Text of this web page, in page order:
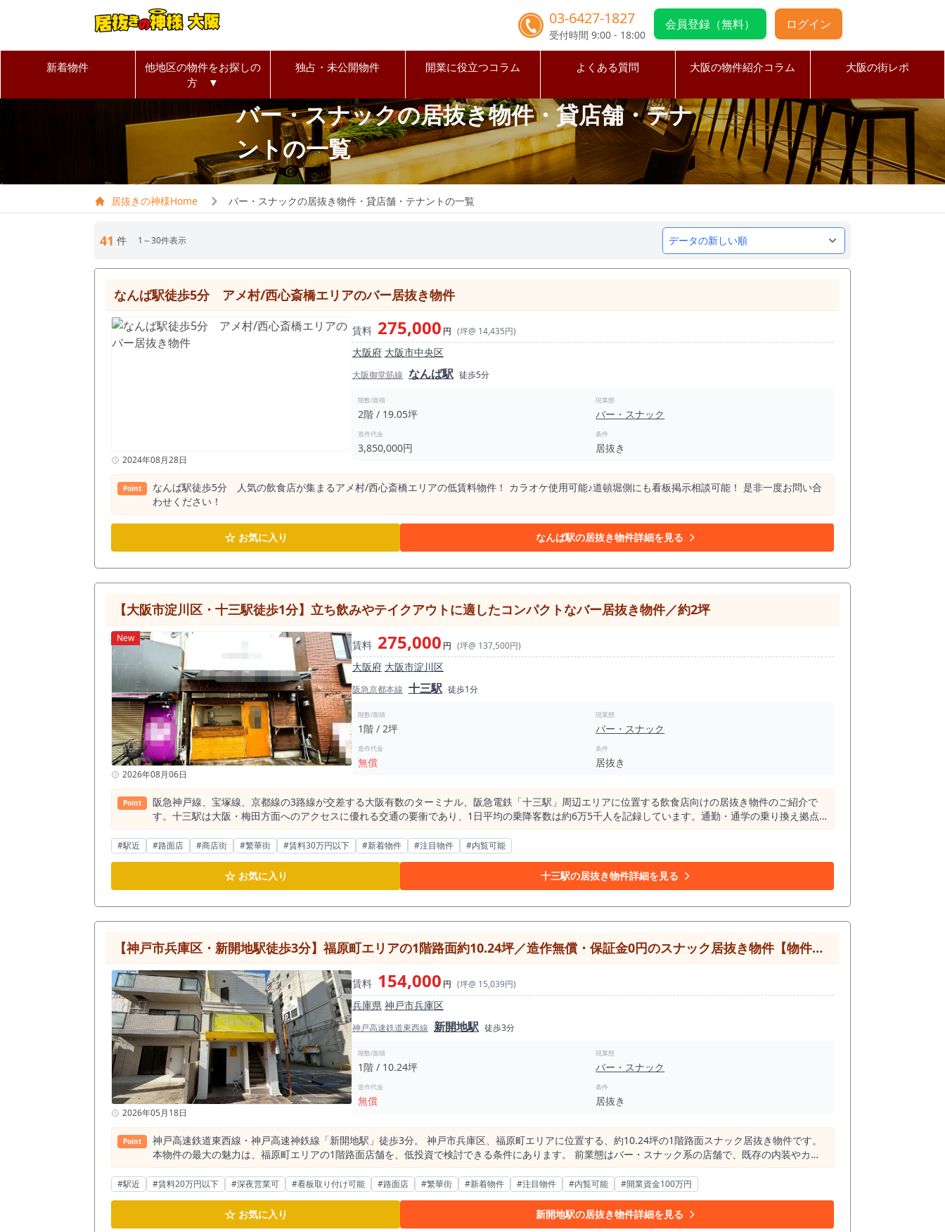
03-6427-1827
受付時間 9:00 - 18:00
会員登録（無料） ログイン
新着物件
他地区の物件をお探しの
方 ▼
独占・未公開物件 開業に役立つコラム よくある質問 大阪の物件紹介コラム 大阪の街レポ
バー・スナックの居抜き物件・貸店舗・テナ
ントの一覧
居抜きの神様Home バー・スナックの居抜き物件・貸店舗・テナントの一覧
41 件 1～30件表示
なんば駅徒歩5分 アメ村/西心斎橋エリアのバー居抜き物件
2024年08月28日
賃料 275,000 円 (坪@ 14,435円)
大阪府 大阪市中央区
大阪御堂筋線 なんば駅 徒歩5分
階数/面積
2階 / 19.05坪
現業態
バー・スナック
造作代金
3,850,000円
条件
居抜き
Point
なんば駅徒歩5分 人気の飲食店が集まるアメ村/西心斎橋エリアの低賃料物件！ カラオケ使用可能♪道頓堀側にも看板掲示相談可能！ 是非一度お問い合
わせください！
☆ お気に入り なんば駅の居抜き物件詳細を見る
【大阪市淀川区・十三駅徒歩1分】立ち飲みやテイクアウトに適したコンパクトなバー居抜き物件／約2坪
New
2026年08月06日
賃料 275,000 円 (坪@ 137,500円)
大阪府 大阪市淀川区
阪急京都本線 十三駅 徒歩1分
階数/面積
1階 / 2坪
現業態
バー・スナック
造作代金
無償
条件
居抜き
Point
阪急神戸線、宝塚線、京都線の3路線が交差する大阪有数のターミナル、阪急電鉄「十三駅」周辺エリアに位置する飲食店向けの居抜き物件のご紹介で
す。十三駅は大阪・梅田方面へのアクセスに優れる交通の要衝であり、1日平均の乗降客数は約6万5千人を記録しています。通勤・通学の乗り換え拠点
として、また周辺に広がる住宅街に暮らす地域住民の生活拠点として、平日・休日を問わず多くの人々が行き交う活気ある商圏を形成しています。本物
件は、この十三エリアにおいて、約「2坪」という非常にコンパクトなサイズ感を持つ特徴的な貸店舗です。 経営者様の視点に立った際、この「約2坪」
という広さは、店舗運営における様々なリスクを軽減し、柔軟な経営戦略を描ける大きなメリットとなります。最大の利点は、スタッフを新たに雇用す
ることなく、オーナー様ご自身の1人体制で営業を完結できる点にあります。昨今の飲食店経営において大きな課題となりやすい採用コストや人件費を
抑え、毎月の家賃や光熱費といった固定費も最小限にコントロールすることが可能です。規模が小さいからこそ、初期投資の回収計画も立てやすく、初
しと軒を連ねており、「十三＝飲み歩きを楽しめる街」という明確なイメージが定着しています。同業態が多いことは、それだけ外食やお酒を目的にこ
の街を訪れ、滞留する層が日常的に存在しているというデータを示しています。 この街のカルチャーと、2坪という物件の特性は、非常に高い親和性を
持っています。1軒目で食事を終えたグループや、仕事帰りに少人数で軽く飲みたい層の「2軒目・3軒目利用（はしご酒）」の需要を取り込むにあた
り、サクッと立ち寄れる立ち飲みバルや、個性的な専門バーといった業態での展開をご検討いただける市場です。 図面上の数字やインターネット上の情
報だけでは、店舗の実際の奥行きや天井の高さ、厨房機器の配置による作業スペースのゆとり、そして時間帯ごとの街の空気感までは把握しきれませ
ん。「オーナー様が厨房に立った際の視界や動きやすさはどうか」「ターゲットとするお客様が無理なく滞在できる空間か」といった具体的な経営シミ
ュレーションを行うために、ぜひ一度現地へ足を運び、ご自身の目で空間のポテンシャルをお確かめいただくことをお勧めいたします。十三エリアでの
新規出店や、小規模店舗での堅実な事業展開をご検討の経営者様からの内見予約・お問い合わせをお待ちしております。
#駅近 #路面店 #商店街 #繁華街 #賃料30万円以下 #新着物件 #注目物件 #内覧可能
☆ お気に入り 十三駅の居抜き物件詳細を見る
【神戸市兵庫区・新開地駅徒歩3分】福原町エリアの1階路面約10.24坪／造作無償・保証金0円のスナック居抜き物件【物件取得費用60万円以下】
2026年05月18日
賃料 154,000 円 (坪@ 15,039円)
兵庫県 神戸市兵庫区
神戸高速鉄道東西線 新開地駅 徒歩3分
階数/面積
1階 / 10.24坪
現業態
バー・スナック
造作代金
無償
条件
居抜き
Point
神戸高速鉄道東西線・神戸高速神鉄線「新開地駅」徒歩3分。 神戸市兵庫区、福原町エリアに位置する、約10.24坪の1階路面スナック居抜き物件です。
本物件の最大の魅力は、福原町エリアの1階路面店舗を、低投資で検討できる条件にあります。 前業態はバー・スナック系の店舗で、既存の内装やカウ
ンター造作を活かしながら出店を検討しやすい居抜き物件です。 さらに、造作譲渡金は無償、保証金・敷金は0円。物件取得費用60万円以下の低投資開
業キャンペーンも実施中のため、初期費用を抑えて開業したい方には非常に注目度の高い内容です。 新開地駅は、神戸市兵庫区の中でも飲食店や夜業態
が集まるエリアへのアクセス拠点です。 駅徒歩3分という近さに加え、本物件は福原町アドレス。バー、スナック、カラオケスナック、会員制バー、小
箱店舗など、夜の飲食需要を狙う業態にとって検討しやすい立地です。 周辺500m圏内には飲食店が454店あり、そのうちバー業態は54店というデータ
があります。 これは、周辺に夜の飲食需要が存在していることを示すポイントです。 競合があるエリアではありますが、同時に「飲みに出る文化」
#駅近 #賃料20万円以下 #深夜営業可 #看板取り付け可能 #路面店 #繁華街 #新着物件 #注目物件 #内覧可能 #開業資金100万円
☆ お気に入り 新開地駅の居抜き物件詳細を見る